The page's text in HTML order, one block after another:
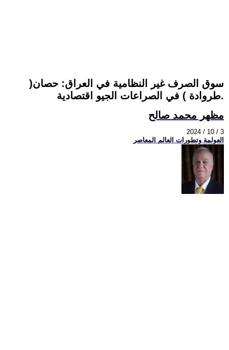
سوق الصرف غير النظامية في العراق: حصان(
طروادة ) في الصراعات الجيو اقتصادية.
مظهر محمد صالح
2024 / 10 / 3
العولمة وتطورات العالم المعاصر